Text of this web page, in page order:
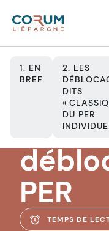
1. EN
BREF
2. LES
DITS
«
DU PER
PER
TEMPS DE